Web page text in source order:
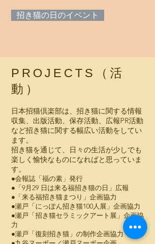
招き猫の日のイベント
PROJECTS（活
動）
日本招猫倶楽部は、招き猫に関する情報
収集、出版活動、保存活動、広報PR活動
など招き猫に関する幅広い活動をしてい
ます。
招き猫を通じて、日々の生活が少しでも
楽しく愉快なものになればと思っていま
す。
●会報誌「福の素」発行
●「9月29 日は来る福招き猫の日」広報
●「来る福招き猫まつり」企画協力
●瀬戸「にっぽん招き猫100人展」企画協力
●瀬戸「招き猫セラミックアート展」企画協
力
●瀬戸「復刻招き猫」の制作企画協力